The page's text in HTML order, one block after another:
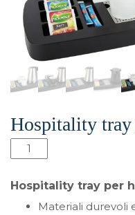
Hospitality tray
Hospitality
tray
per
hotel
Hospitality tray per
Materiali durevoli